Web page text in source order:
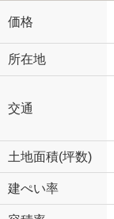
価格
所在地
交通
土地面積(坪数)
建ぺい率